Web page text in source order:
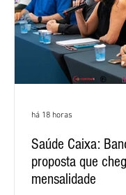
Saúde Caixa:
proposta que
mensalidade
há 18 horas